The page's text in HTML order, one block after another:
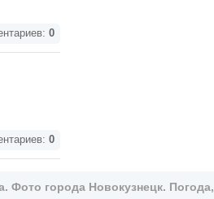
0
0
Фото города Новокузнецк. Погода,